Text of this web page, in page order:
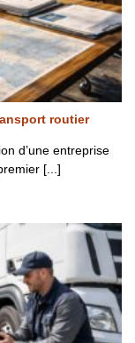
routier
d’une entreprise
[...]